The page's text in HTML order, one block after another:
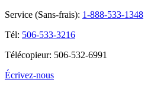
Service (Sans-frais): 1-888-533-1348
Tél: 506-533-3216
Télécopieur: 506-532-6991
Écrivez-nous